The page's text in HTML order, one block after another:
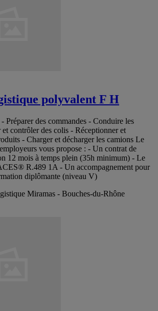
polyvalent F H
Préparer des commandes - Conduire les
contrôler des colis - Réceptionner et
- Charger et décharger les camions Le
vous propose : - Un contrat de
12 mois à temps plein (35h minimum) - Le
R.489 1A - Un accompagnement pour
diplômante (niveau V)
Miramas - Bouches-du-Rhône